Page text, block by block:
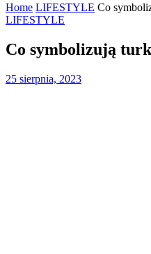
Home LIFESTYLE Co
LIFESTYLE
Co symbolizują
25 sierpnia, 2023